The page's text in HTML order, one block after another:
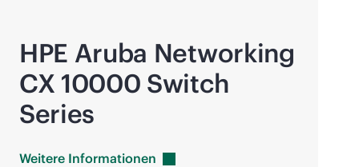
HPE Aruba Networking
CX 10000 Switch
Series
Weitere Informationen